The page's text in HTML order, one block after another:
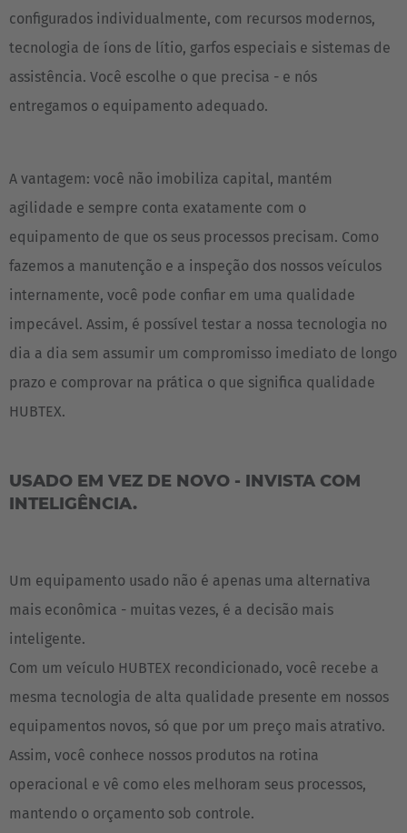
configurados individualmente, com recursos modernos,
tecnologia de íons de lítio, garfos especiais e sistemas de
assistência. Você escolhe o que precisa - e nós
entregamos o equipamento adequado.
A vantagem: você não imobiliza capital, mantém
agilidade e sempre conta exatamente com o
equipamento de que os seus processos precisam. Como
fazemos a manutenção e a inspeção dos nossos veículos
internamente, você pode confiar em uma qualidade
impecável. Assim, é possível testar a nossa tecnologia no
dia a dia sem assumir um compromisso imediato de longo
prazo e comprovar na prática o que significa qualidade
HUBTEX.
USADO EM VEZ DE NOVO - INVISTA COM
INTELIGÊNCIA.
Um equipamento usado não é apenas uma alternativa
mais econômica - muitas vezes, é a decisão mais
inteligente.
Com um veículo HUBTEX recondicionado, você recebe a
mesma tecnologia de alta qualidade presente em nossos
equipamentos novos, só que por um preço mais atrativo.
Assim, você conhece nossos produtos na rotina
operacional e vê como eles melhoram seus processos,
mantendo o orçamento sob controle.